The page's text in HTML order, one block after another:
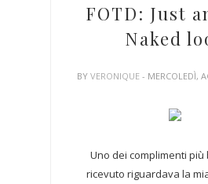
FOTD: Just
Naked
BYVERONIQUE- MERCOLEDÌ,
Uno dei complimenti più
ricevuto riguardava la